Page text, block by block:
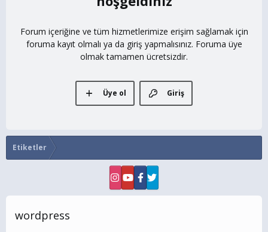
Forum içeriğine ve tüm hizmetlerimize erişim sağlamak için
foruma kayıt olmalı ya da giriş yapmalısınız. Foruma üye
olmak tamamen ücretsizdir.
Giriş
Üye ol
Etiketler
wordpress